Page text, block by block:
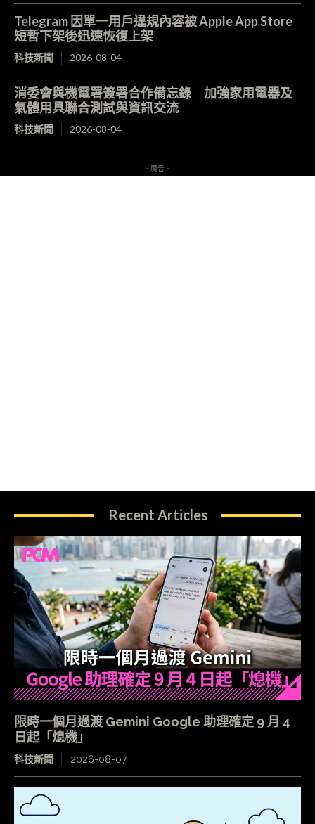
Telegram 因單一用戶違規內容被 Apple App Store
短暫下架後迅速恢復上架
科技新聞 2026-08-04
消委會與機電署簽署合作備忘錄 加強家用電器及
氣體用具聯合測試與資訊交流
科技新聞 2026-08-04
- 廣告 -
Recent Articles
限時一個月過渡 Gemini Google 助理確定 9 月 4
日起「熄機」
科技新聞 2026-08-07